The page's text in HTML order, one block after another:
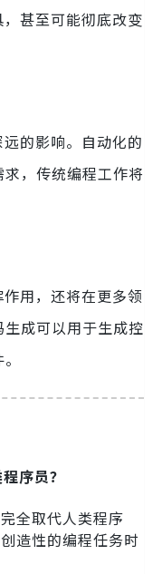
甚至可能彻底改变
的影响。自动化的
，传统编程工作将
用，还将在更多领
成可以用于生成控
序员？
全取代人类程序
造性的编程任务时